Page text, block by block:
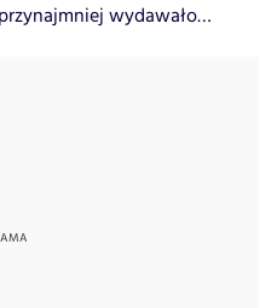
wydawało…